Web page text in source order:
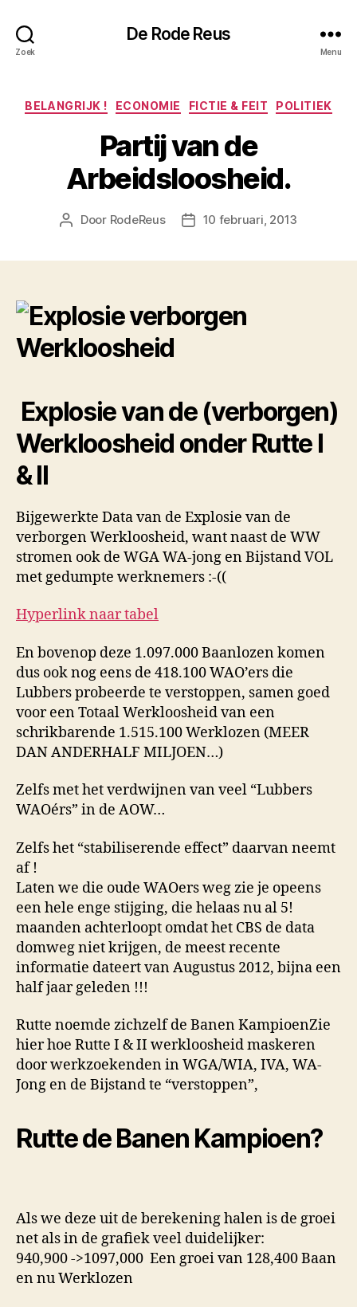
Zoek
De Rode Reus
Menu
Categorieën
BELANGRIJK ! ECONOMIE FICTIE & FEIT POLITIEK
Partij van de
Arbeidsloosheid.
Berichtauteur
Door RodeReus Berichtdatum
10 februari, 2013
Explosie van de (verborgen)
Werkloosheid onder Rutte I
& II
Bijgewerkte Data van de Explosie van de
verborgen Werkloosheid, want naast de WW
stromen ook de WGA WA-jong en Bijstand VOL
met gedumpte werknemers :-((
Hyperlink naar tabel
En bovenop deze 1.097.000 Baanlozen komen
dus ook nog eens de 418.100 WAO’ers die
Lubbers probeerde te verstoppen, samen goed
voor een Totaal Werkloosheid van een
schrikbarende 1.515.100 Werklozen (MEER
DAN ANDERHALF MILJOEN…)
Zelfs met het verdwijnen van veel “Lubbers
WAOérs” in de AOW…
Zelfs het “stabiliserende effect” daarvan neemt
af !
Laten we die oude WAOers weg zie je opeens
een hele enge stijging, die helaas nu al 5!
maanden achterloopt omdat het CBS de data
domweg niet krijgen, de meest recente
informatie dateert van Augustus 2012, bijna een
half jaar geleden !!!
Rutte noemde zichzelf de Banen KampioenZie
hier hoe Rutte I & II werkloosheid maskeren
door werkzoekenden in WGA/WIA, IVA, WA-
Jong en de Bijstand te “verstoppen”,
Rutte de Banen Kampioen?
Als we deze uit de berekening halen is de groei
net als in de grafiek veel duidelijker:
940,900 ->1097,000 Een groei van 128,400 Baan
en nu Werklozen